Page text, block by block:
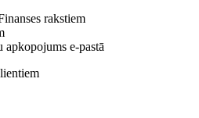
rakstiem
apkopojums e-pastā